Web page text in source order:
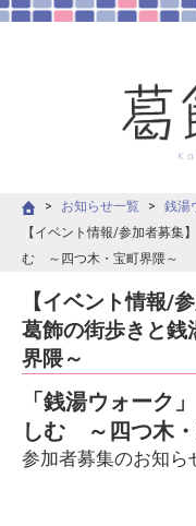
お知らせ一覧
銭湯
【イベント情報/参加者募集
む ～四つ木・宝町界隈～
【イベント情報/
葛飾の街歩きと
界隈～
「銭湯ウォーク
しむ ～四つ木
参加者募集のお知ら